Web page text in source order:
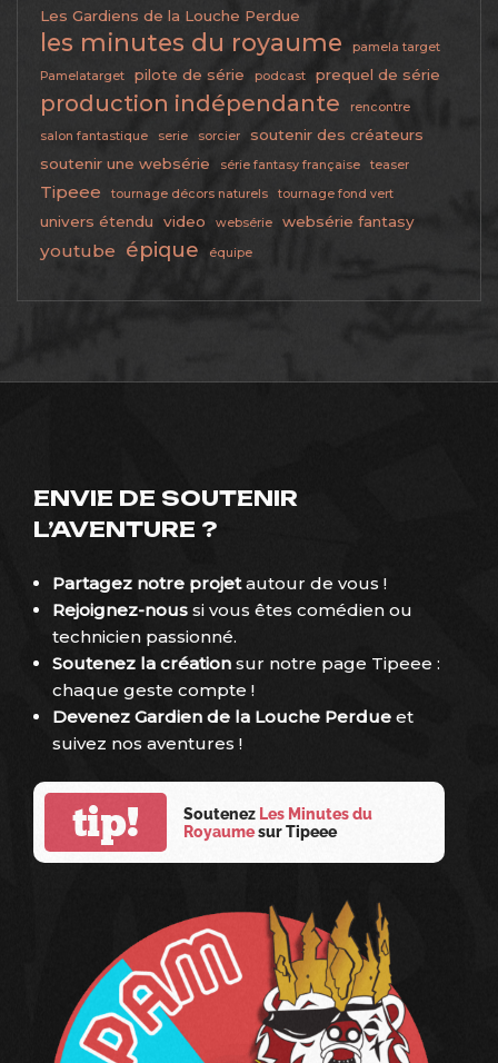
Les Gardiens de la Louche Perdue
les minutes du royaume
pamela target
Pamelatarget
pilote de série podcast prequel de série
production indépendante
rencontre
salon fantastique
serie sorcier
soutenir des créateurs
soutenir une websérie
série fantasy française teaser
Tipeee tournage décors naturels tournage fond vert
univers étendu video websérie websérie fantasy
youtube épique équipe
ENVIE DE SOUTENIR
L’AVENTURE ?
Partagez notre projetautour de vous !
Rejoignez-nous si vous êtes comédien ou
technicien passionné.
Soutenez la création sur notre page Tipeee :
chaque geste compte !
Devenez Gardien de la Louche Perdue et
suivez nos aventures !
tip! Soutenez Les Minutes du
Royaumesur Tipeee